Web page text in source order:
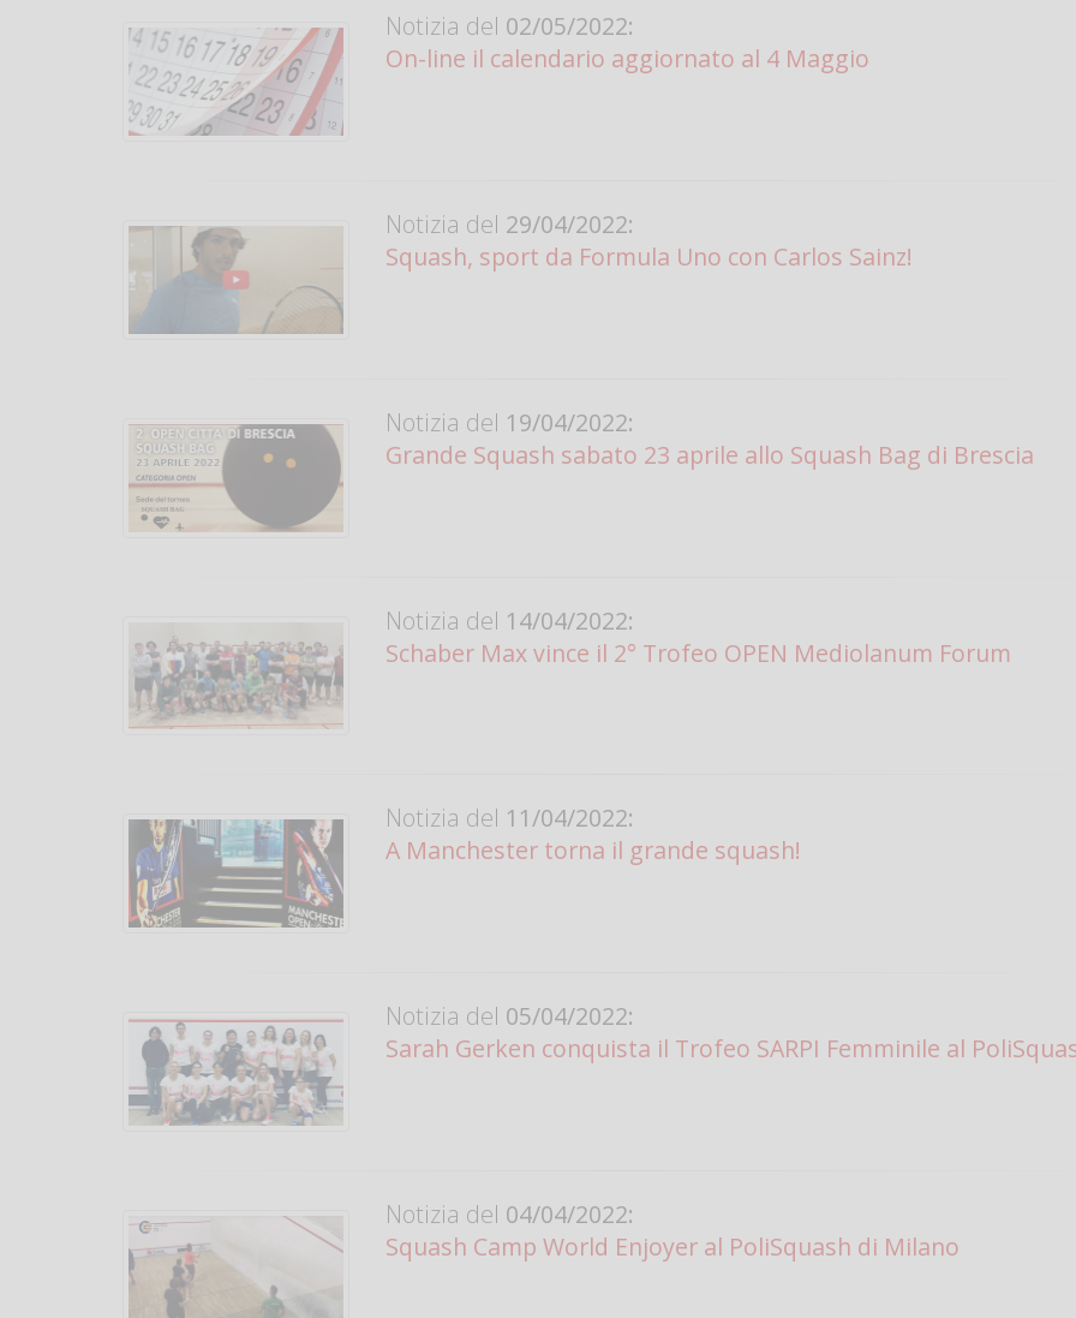
Notizia del 02/05/2022:
On-line il calendario aggiornato al 4 Maggio
Notizia del 29/04/2022:
Squash, sport da Formula Uno con Carlos Sainz!
Notizia del 19/04/2022:
Grande Squash sabato 23 aprile allo Squash Bag di Brescia
Notizia del 14/04/2022:
Schaber Max vince il 2° Trofeo OPEN Mediolanum Forum
Notizia del 11/04/2022:
A Manchester torna il grande squash!
Notizia del 05/04/2022:
Sarah Gerken conquista il Trofeo SARPI Femminile al
Notizia del 04/04/2022:
Squash Camp World Enjoyer al PoliSquash di Milano